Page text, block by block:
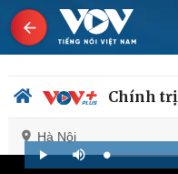
Chính trị
Hà Nội
Play Mute Loaded:
2.06%